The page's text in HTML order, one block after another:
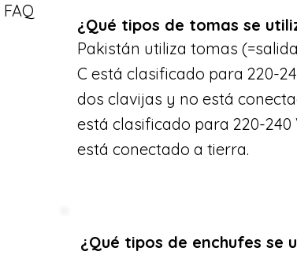
FAQ
¿Qué tipos de tomas se
Pakistán utiliza tomas
C está clasificado para 220-
dos clavijas y no está
está clasificado para 220-240
está conectado a tierra.
¿Qué tipos de enchufes se